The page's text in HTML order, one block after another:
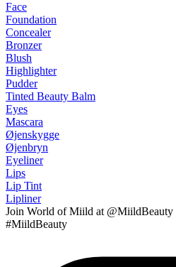
Face
Foundation
Concealer
Bronzer
Blush
Highlighter
Pudder
Tinted Beauty Balm
Eyes
Mascara
Øjenskygge
Øjenbryn
Eyeliner
Lips
Lip Tint
Lipliner
Join World of Miild at @MiildBeauty
#MiildBeauty